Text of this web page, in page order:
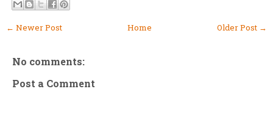
← Newer Post Older Post →
Home
No comments:
Post a Comment